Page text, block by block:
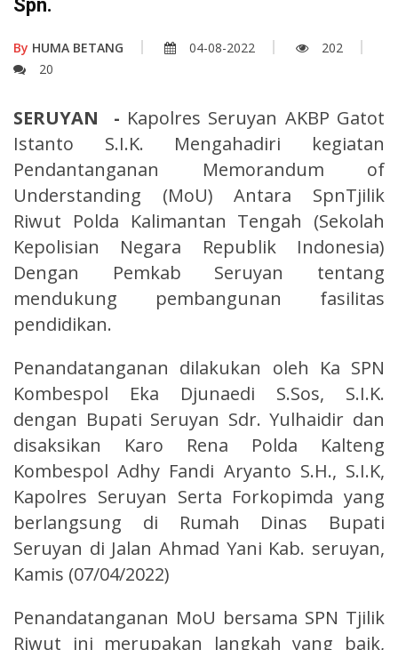
Spn.
By HUMA BETANG 04-08-2022
202
20
SERUYAN - Kapolres Seruyan AKBP Gatot
Istanto S.I.K. Mengahadiri kegiatan
Pendantanganan Memorandum of
Understanding (MoU) Antara SpnTjilik
Riwut Polda Kalimantan Tengah (Sekolah
Kepolisian Negara Republik Indonesia)
Dengan Pemkab Seruyan tentang
mendukung pembangunan fasilitas
pendidikan.
Penandatanganan dilakukan oleh Ka SPN
Kombespol Eka Djunaedi S.Sos, S.I.K.
dengan Bupati Seruyan Sdr. Yulhaidir dan
disaksikan Karo Rena Polda Kalteng
Kombespol Adhy Fandi Aryanto S.H., S.I.K,
Kapolres Seruyan Serta Forkopimda yang
berlangsung di Rumah Dinas Bupati
Seruyan di Jalan Ahmad Yani Kab. seruyan,
Kamis (07/04/2022)
Penandatanganan MoU bersama SPN Tjilik
Riwut ini merupakan langkah yang baik,